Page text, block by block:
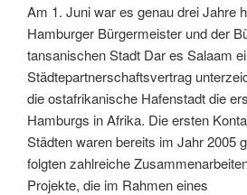
Am 1. Juni war es genau drei Jahre
Hamburger Bürgermeister und der
tansanischen Stadt Dar es Salaam
Städtepartnerschaftsvertrag
die ostafrikanische Hafenstadt die
Hamburgs in Afrika. Die ersten
Städten waren bereits im Jahr 2005
folgten zahlreiche
Projekte, die im Rahmen eines